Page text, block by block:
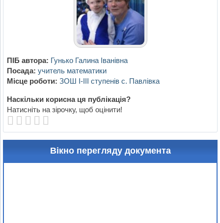
ПІБ автора: Гунько Галина Іванівна
Посада: учитель математики
Місце роботи: ЗОШ І-ІІІ ступенів с. Павлівка
Наскільки корисна ця публікація?
Натисніть на зірочку, щоб оцінити!
Вікно перегляду документа